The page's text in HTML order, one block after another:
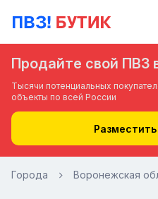
Продайте свой ПВЗ
Тысячи потенциальных
объекты по всей России
Города Воронежская